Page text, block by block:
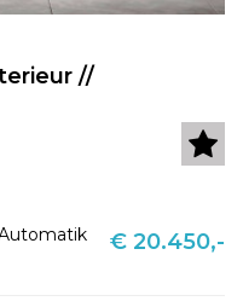
//
€ 20.450,-